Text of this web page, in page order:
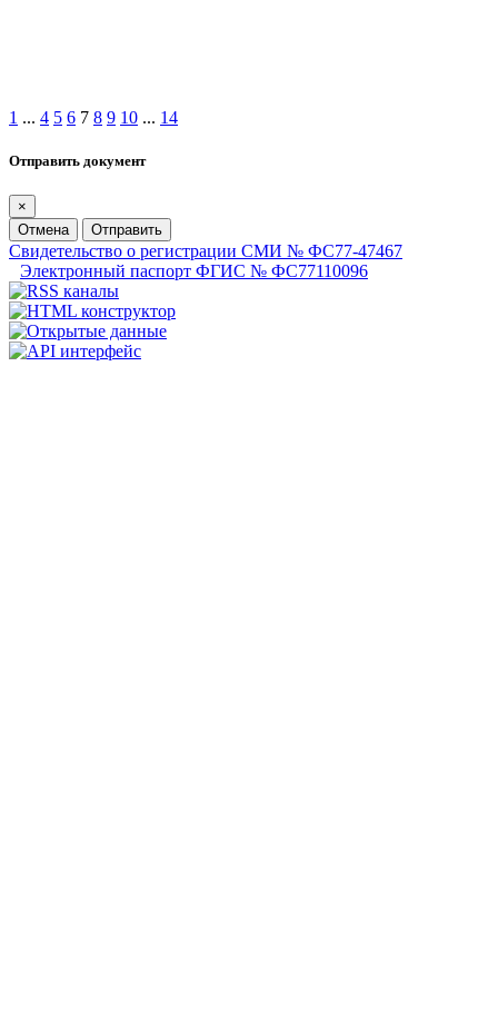
1 ... 4 5 6 7 8 9 10 ... 14
Отправить документ
×
Отмена
Отправить
Свидетельство о регистрации СМИ № ФС77-47467
Электронный паспорт ФГИС № ФС77110096